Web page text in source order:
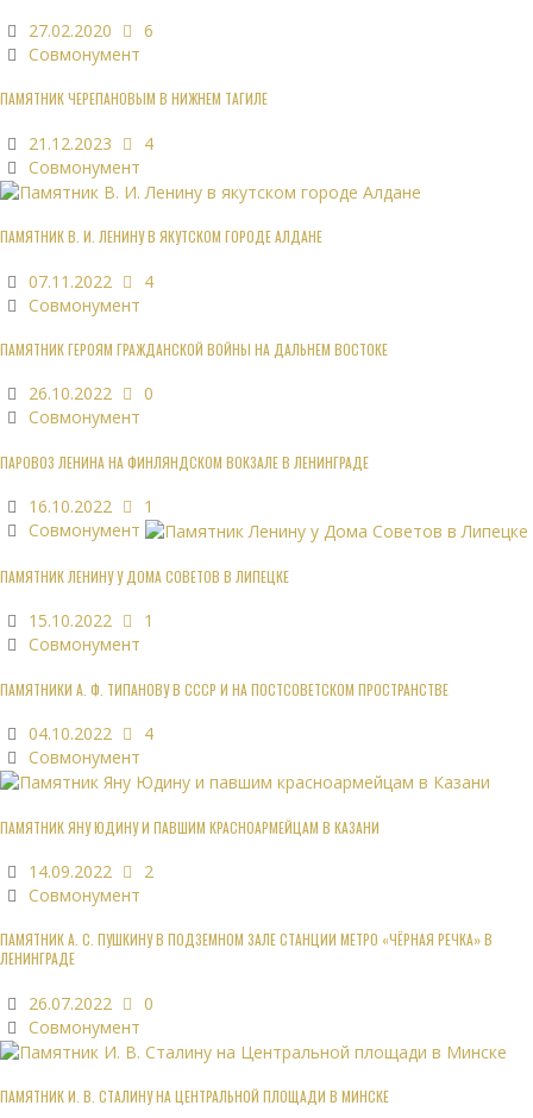
27.02.2020
6
Совмонумент
ПАМЯТНИК ЧЕРЕПАНОВЫМ В НИЖНЕМ ТАГИЛЕ
21.12.2023
4
Совмонумент
ПАМЯТНИК В. И. ЛЕНИНУ В ЯКУТСКОМ ГОРОДЕ АЛДАНЕ
07.11.2022
4
Совмонумент
ПАМЯТНИК ГЕРОЯМ ГРАЖДАНСКОЙ ВОЙНЫ НА ДАЛЬНЕМ ВОСТОКЕ
26.10.2022
0
Совмонумент
ПАРОВОЗ ЛЕНИНА НА ФИНЛЯНДСКОМ ВОКЗАЛЕ В ЛЕНИНГРАДЕ
16.10.2022
1
Совмонумент
ПАМЯТНИК ЛЕНИНУ У ДОМА СОВЕТОВ В ЛИПЕЦКЕ
15.10.2022
1
Совмонумент
ПАМЯТНИКИ А. Ф. ТИПАНОВУ В СССР И НА ПОСТСОВЕТСКОМ ПРОСТРАНСТВЕ
04.10.2022
4
Совмонумент
ПАМЯТНИК ЯНУ ЮДИНУ И ПАВШИМ КРАСНОАРМЕЙЦАМ В КАЗАНИ
14.09.2022
2
Совмонумент
ПАМЯТНИК А. С. ПУШКИНУ В ПОДЗЕМНОМ ЗАЛЕ СТАНЦИИ МЕТРО «ЧЁРНАЯ РЕЧКА» В
ЛЕНИНГРАДЕ
26.07.2022
0
Совмонумент
ПАМЯТНИК И. В. СТАЛИНУ НА ЦЕНТРАЛЬНОЙ ПЛОЩАДИ В МИНСКЕ